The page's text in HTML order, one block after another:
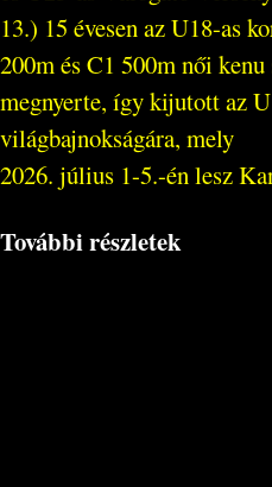
13.) 15 évesen az U18-as
200m és C1 500m női
megnyerte, így kijutott az
világbajnokságára, mely
2026. július 1-5.-én lesz
További részletek